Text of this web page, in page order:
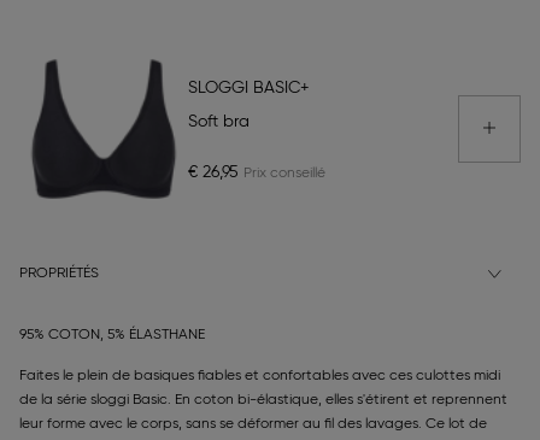
SLOGGI BASIC+
Soft bra
€ 26,95
PROPRIÉTÉS
95% COTON, 5% ÉLASTHANE
Faites le plein de basiques fiables et confortables avec ces culottes midi
de la série sloggi Basic. En coton bi-élastique, elles s'étirent et reprennent
leur forme avec le corps, sans se déformer au fil des lavages. Ce lot de